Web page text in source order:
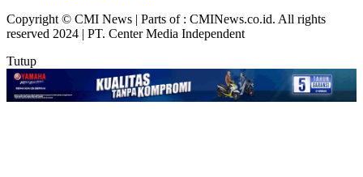
Copyright © CMI News | Parts of : CMINews.co.id. All rights
reserved 2024 | PT. Center Media Independent
Tutup